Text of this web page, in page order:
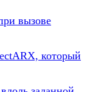
вызове
который